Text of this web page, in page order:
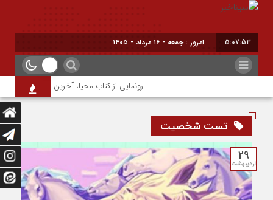
5:07:54 امروز : جمعه - ۱۶ مرداد - ۱۴۰۵
رونمایی از کتاب محیا، آخرین اثر نویسنده جوان
تست شخصیت
29
اردیبهشت